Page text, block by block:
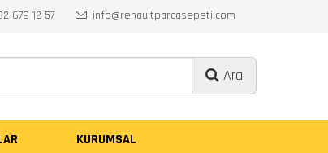
679 12 57 info@renaultparcasepeti.com
Ara
KURUMSAL